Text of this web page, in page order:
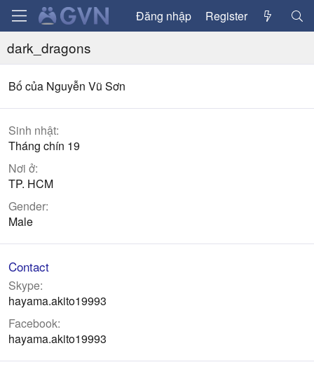
Đăng nhập Register
dark_dragons
Bố của Nguyễn Vũ Sơn
Sinh nhật
Tháng chín 19
Nơi ở
TP. HCM
Gender
Male
Contact
Skype
hayama.akito19993
Facebook
hayama.akito19993